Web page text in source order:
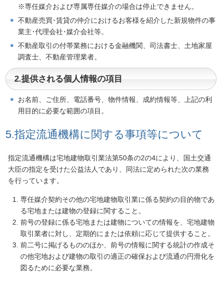
※専任媒介および専属専任媒介の場合は停止できません。
不動産売買･賃貸の仲介におけるお客様を紹介した新規物件の事
業主･代理会社･媒介会社等。
不動産取引の付帯業務における金融機関、司法書士、土地家屋
調査士、不動産管理業者。
2.提供される個人情報の項目
お名前、ご住所、電話番号、物件情報、成約情報等、上記の利
用目的に必要な範囲の項目。
5.指定流通機構に関する事項等について
指定流通機構は宅地建物取引業法第50条の2の4により、国土交通
大臣の指定を受けた公益法人であり、同法に定められた次の業務
を行っています。
専任媒介契約その他の宅地建物取引業に係る契約の目的物であ
る宅地または建物の登録に関すること。
前号の登録に係る宅地または建物についての情報を、宅地建物
取引業者に対し、定期的にまたは依頼に応じて提供すること。
前二号に掲げるもののほか、前号の情報に関する統計の作成そ
の他宅地および建物の取引の適正の確保および流通の円滑化を
図るために必要な業務。